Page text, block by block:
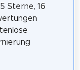
Sterne, 16